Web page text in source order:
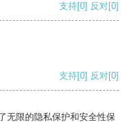
支持[0] 反对[0]
支持[0] 反对[0]
无限的隐私保护和安全性保